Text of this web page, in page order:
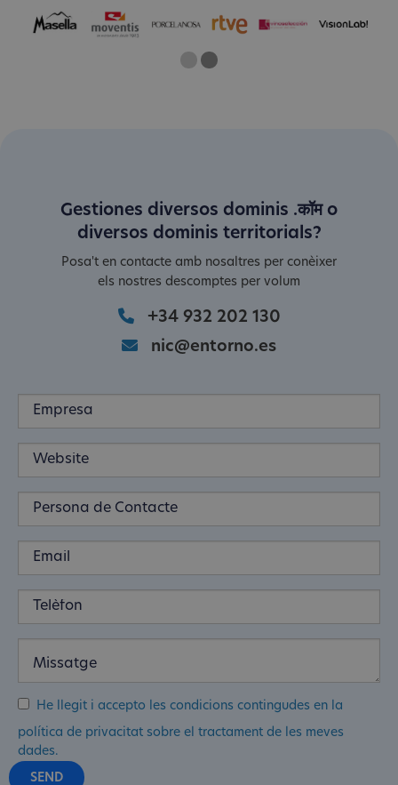
One
Current Slide
Two
Gestiones diversos dominis .कॉम o
diversos dominis territorials?
Posa't en contacte amb nosaltres per conèixer
els nostres descomptes per volum
+34 932 202 130
nic@entorno.es
He llegit i accepto les condicions contingudes en la
política de privacitat sobre el tractament de les meves
dades.